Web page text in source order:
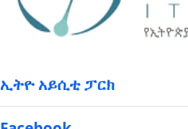
ኢትዮ አይሲቲ ፓርክ